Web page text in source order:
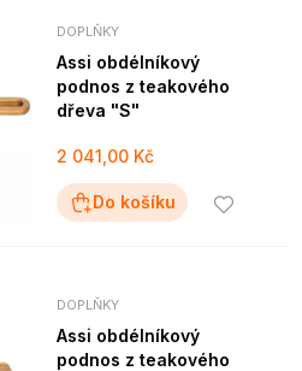
DOPLŇKY
Assi obdélníkový
podnos z teakového
dřeva "S"
2 041,00 Kč
Do košíku
DOPLŇKY
Assi obdélníkový
podnos z teakového